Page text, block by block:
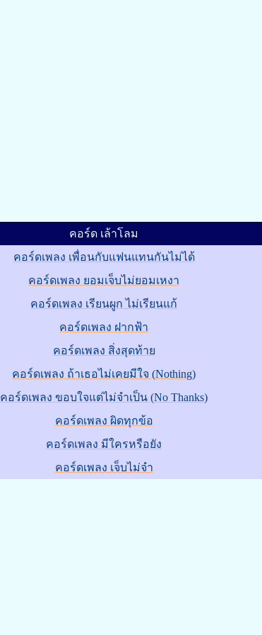
คอร์ด เล้าโลม
คอร์ดเพลง เพื่อนกับแฟนแทนกันไม่ได้
คอร์ดเพลง ยอมเจ็บไม่ยอมเหงา
คอร์ดเพลง เรียนผูก ไม่เรียนแก้
คอร์ดเพลง ฝากฟ้า
คอร์ดเพลง สิ่งสุดท้าย
คอร์ดเพลง ถ้าเธอไม่เคยมีใจ (Nothing)
คอร์ดเพลง ขอบใจแต่ไม่จำเป็น (No Thanks)
คอร์ดเพลง ผิดทุกข้อ
คอร์ดเพลง มีใครหรือยัง
คอร์ดเพลง เจ็บไม่จำ